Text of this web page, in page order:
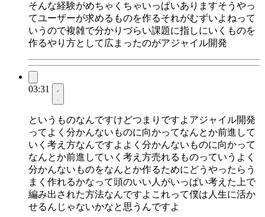
そんな経験がめちゃくちゃいっぱいありますそうやっ
てユーザーが求めるものを作るそれがむずいよねって
いうので複雑で分かりづらい課題に指しにいくものを
作るやり方として広まったのがアジャイル開発
03:31
というものなんですけどつまりですよアジャイル開発
ってよく分かんないものに向かってなんとか前進して
いく考え方なんですよよく分かんないものに向かって
なんとか前進していく考え方売れるものっていうよく
分かんないものをなんとか作るためにどうやったらう
まく作れるかなって頭のいい人がいっぱい考えた上で
編み出された方法なんですよこれって僕は人生に活か
せるんじゃないかなと思うんですよ